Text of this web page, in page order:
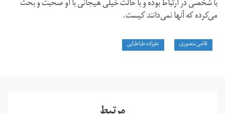
با شخصی در ارتباط بوده و با حالت خیلی هیجانی با او صحبت و بحث
می‌كرده كه آنها نمی‌دانند کیست.
قاضی منصوری علیزاده طباطبایی